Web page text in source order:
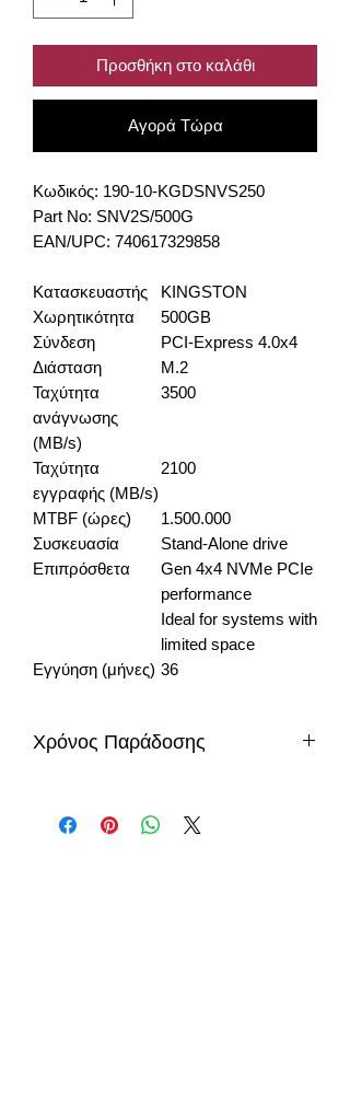
Προσθήκη στο καλάθι
Αγορά Τώρα
Κωδικός: 190-10-KGDSNVS250
Part No: SNV2S/500G
EAN/UPC: 740617329858
Κατασκευαστής
KINGSTON
Χωρητικότητα
500GB
Σύνδεση
PCI-Express 4.0x4
Διάσταση
M.2
Ταχύτητα
ανάγνωσης
(MB/s)
3500
Ταχύτητα
εγγραφής (MB/s)
2100
MTBF (ώρες)
1.500.000
Συσκευασία
Stand-Alone drive
Επιπρόσθετα
Gen 4x4 NVMe PCIe
performance
Ideal for systems with
limited space
Εγγύηση (μήνες) 36
Χρόνος Παράδοσης